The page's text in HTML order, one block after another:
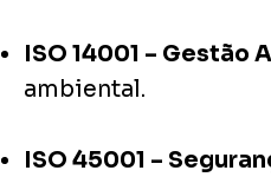
ISO 14001 – Gestão
ambiental.
ISO 45001 –